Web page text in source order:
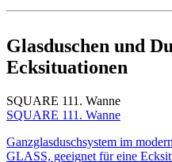
Glasduschen und
Ecksituationen
SQUARE 111. Wanne
SQUARE 111. Wanne
Ganzglasduschsystem im
GLASS, geeignet für eine